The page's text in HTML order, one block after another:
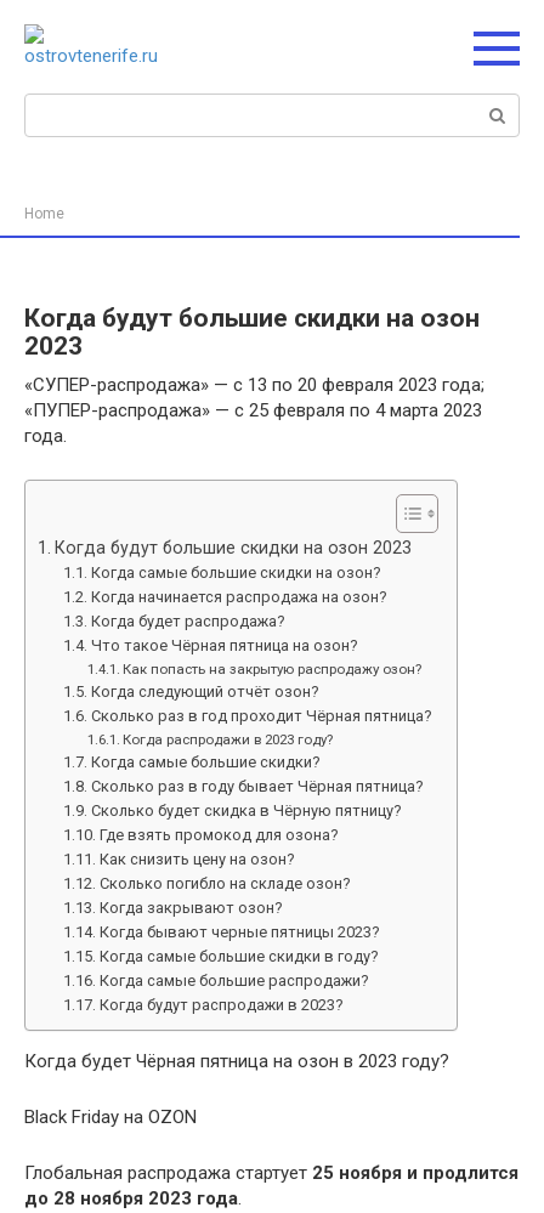
контенту
Поиск:
Home
Когда будут большие скидки на озон
2023
«СУПЕР-распродажа» — с 13 по 20 февраля 2023 года;
«ПУПЕР-распродажа» — с 25 февраля по 4 марта 2023
года.
Когда будут большие скидки на озон 2023
Когда самые большие скидки на озон?
Когда начинается распродажа на озон?
Когда будет распродажа?
Что такое Чёрная пятница на озон?
Как попасть на закрытую распродажу озон?
Когда следующий отчёт озон?
Сколько раз в год проходит Чёрная пятница?
Когда распродажи в 2023 году?
Когда самые большие скидки?
Сколько раз в году бывает Чёрная пятница?
Сколько будет скидка в Чёрную пятницу?
Где взять промокод для озона?
Как снизить цену на озон?
Сколько погибло на складе озон?
Когда закрывают озон?
Когда бывают черные пятницы 2023?
Когда самые большие скидки в году?
Когда самые большие распродажи?
Когда будут распродажи в 2023?
Когда будет Чёрная пятница на озон в 2023 году?
Black Friday на OZON
Глобальная распродажа стартует 25 ноября и продлится
до 28 ноября 2023 года.